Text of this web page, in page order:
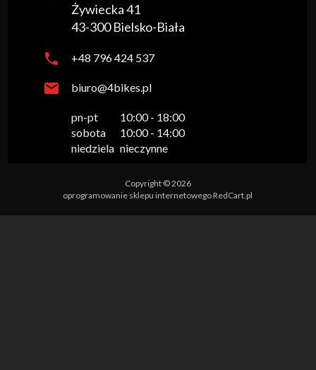
Żywiecka 41
43-300 Bielsko-Biała
+48 796 424 537
biuro@4bikes.pl
pn-pt
sobota
niedziela
10:00 - 18:00
10:00 - 14:00
nieczynne
Copyright © 2026
oprogramowanie sklepu internetowegoRedCart.pl